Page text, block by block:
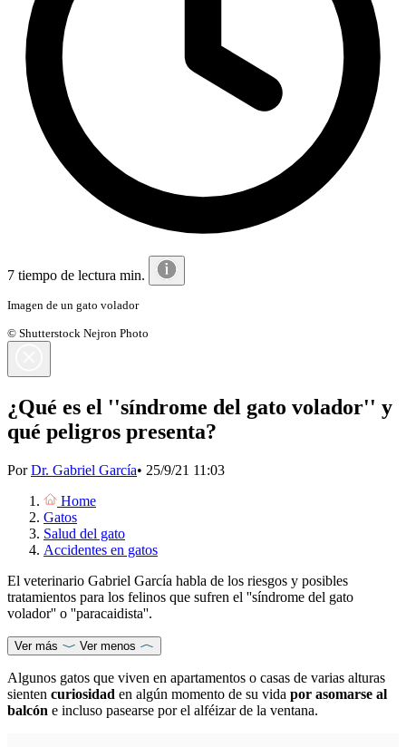
7 tiempo de lectura min.
Imagen de un gato volador
© Shutterstock Nejron Photo
¿Qué es el ''síndrome del gato volador'' y
qué peligros presenta?
PorDr. Gabriel García• 25/9/21 11:03
Home
Gatos
Salud del gato
Accidentes en gatos
El veterinario Gabriel García habla de los riesgos y posibles
tratamientos para los felinos que sufren el ''síndrome del gato
volador'' o ''paracaidista''.
Ver más Ver menos
Algunos gatos que viven en apartamentos o casas de varias alturas
sienten curiosidad en algún momento de su vida por asomarse al
balcón e incluso pasearse por el alféizar de la ventana.